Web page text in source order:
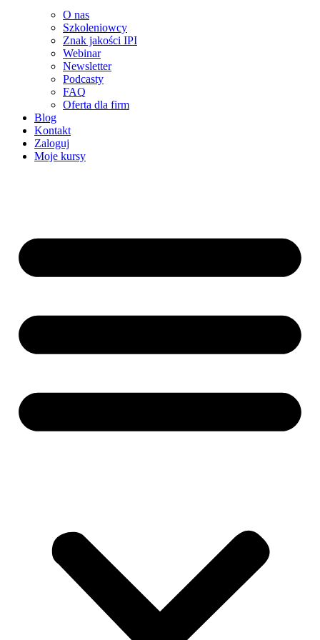
O nas
Szkoleniowcy
Znak jakości IPI
Webinar
Newsletter
Podcasty
FAQ
Oferta dla firm
Blog
Kontakt
Zaloguj
Moje kursy